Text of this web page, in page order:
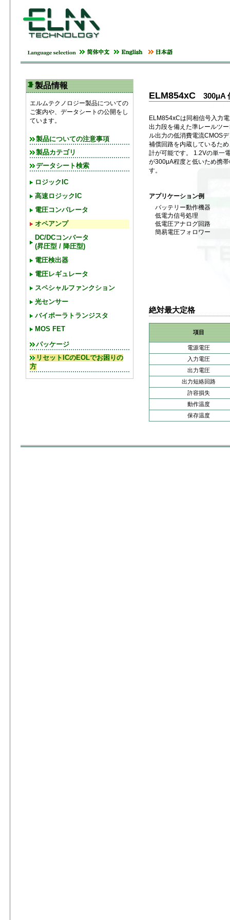
製品情報
エルムテクノロジー製品についての
ご案内や、データシートの公開をし
ています。
製品についての注意事項
製品カテゴリ
データシート検索
ロジックIC
高速ロジックIC
電圧コンパレータ
オペアンプ
DC/DCコンバータ
(昇圧型 / 降圧型)
電圧検出器
電圧レギュレータ
スペシャルファンクション
光センサー
バイポーラトランジスタ
MOS FET
パッケージ
リセットICのEOLでお困りの
方
ELM854xC 300μA
ELM854xCは同相信号入力
出力段を備えた準レールツ
ル出力の低消費電流CMOS
補償回路を内蔵しているた
計が可能です。 1.2Vの単一
が300μA程度と低いため携
す。
アプリケーション例
バッテリー動作機器
低電力信号処理
低電圧アナログ回路
簡易電圧フォロワー
絶対最大定格
項目
電源電圧
入力電圧
出力電圧
出力短絡回路
許容損失
動作温度
保存温度